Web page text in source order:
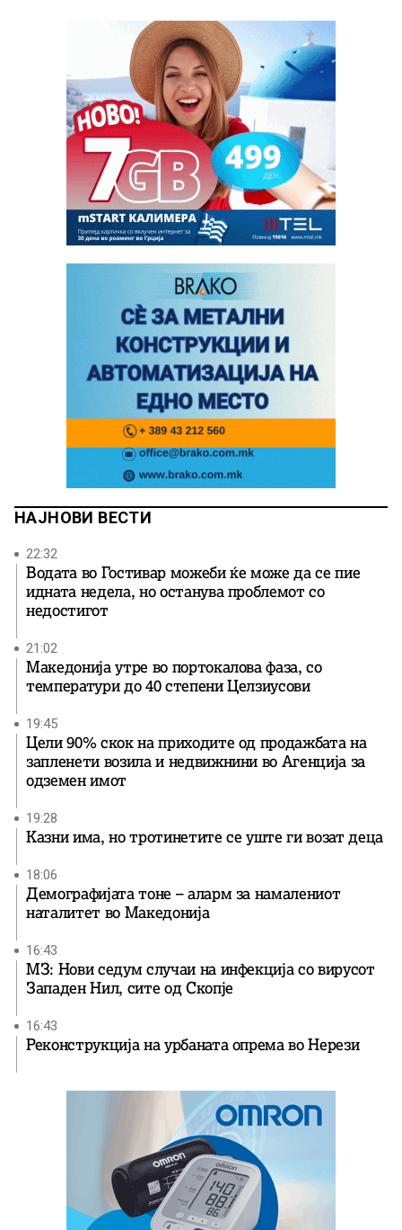
НАЈНОВИ ВЕСТИ
22:32
Водата во Гостивар можеби ќе може да се пие
идната недела, но останува проблемот со
недостигот
21:02
Македонија утре во портокалова фаза, со
температури до 40 степени Целзиусови
19:45
Цели 90% скок на приходите од продажбата на
запленети возила и недвижнини во Агенција за
одземен имот
19:28
Казни има, но тротинетите се уште ги возат деца
18:06
Демографијата тоне – аларм за намалениот
наталитет во Македонија
16:43
МЗ: Нови седум случаи на инфекција со вирусот
Западен Нил, сите од Скопје
16:43
Реконструкција на урбаната опрема во Нерези